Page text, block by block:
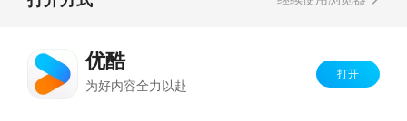
优酷
为好内容全力以赴
打开